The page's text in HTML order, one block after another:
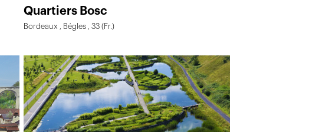
Quartiers Bosc
Bordeaux , Bégles , 33 (Fr.)